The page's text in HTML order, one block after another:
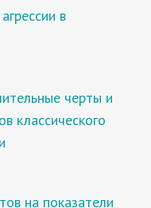
в
черты и
классического
на показатели